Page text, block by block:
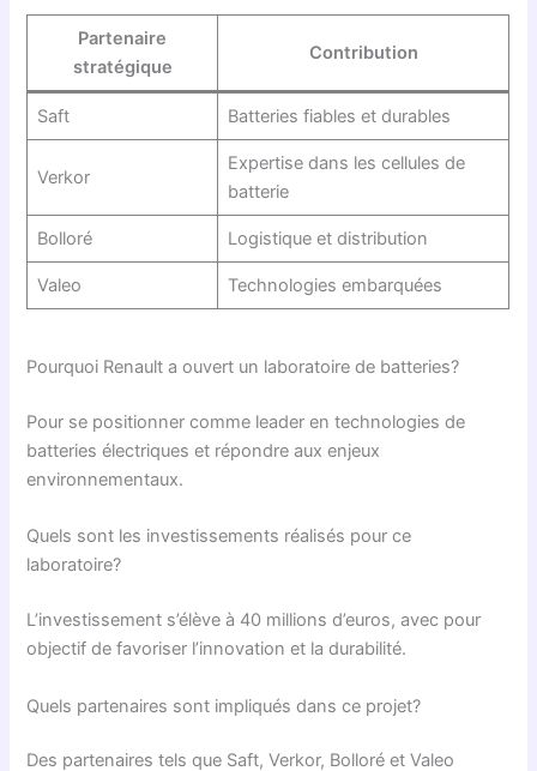
Partenaire
stratégique
Contribution
Saft Batteries fiables et durables
Verkor
Expertise dans les cellules de
batterie
Bolloré Logistique et distribution
Valeo Technologies embarquées
Pourquoi Renault a ouvert un laboratoire de batteries?
Pour se positionner comme leader en technologies de
batteries électriques et répondre aux enjeux
environnementaux.
Quels sont les investissements réalisés pour ce
laboratoire?
L’investissement s’élève à 40 millions d’euros, avec pour
objectif de favoriser l’innovation et la durabilité.
Quels partenaires sont impliqués dans ce projet?
Des partenaires tels que Saft, Verkor, Bolloré et Valeo